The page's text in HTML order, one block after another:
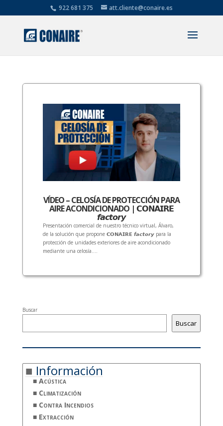
922 681 375 att.cliente@conaire.es
VÍDEO – CELOSÍA DE PROTECCIÓN PARA
AIRE ACONDICIONADO | 𝗖𝗢𝗡𝗔𝗜𝗥𝗘
𝙛𝙖𝙘𝙩𝙤𝙧𝙮
Presentación comercial de nuestro técnico virtual, Álvaro,
de la solución que propone 𝗖𝗢𝗡𝗔𝗜𝗥𝗘 𝙛𝙖𝙘𝙩𝙤𝙧𝙮 para la
protección de unidades exteriores de aire acondicionado
mediante una celosía....
Buscar
Buscar
Información
Acústica
Climatización
Contra Incendios
Extracción